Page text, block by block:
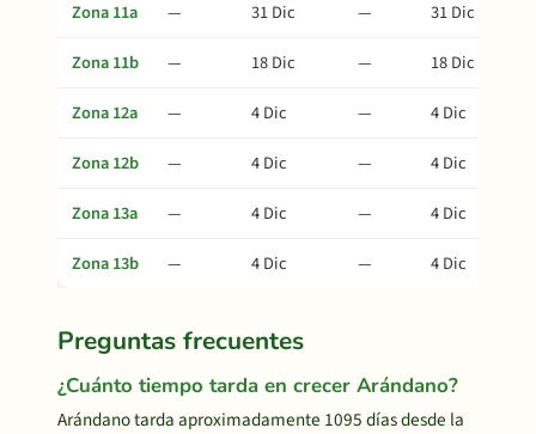
Zona 11a — 31 Dic —
31 Dic
Zona 11b
— 18 Dic —
18 Dic
Zona 12a
— 4 Dic —
4 Dic
Zona 12b
— 4 Dic —
4 Dic
Zona 13a
— 4 Dic —
4 Dic
Zona 13b
— 4 Dic — 4 Dic
Preguntas frecuentes
¿Cuánto tiempo tarda en crecer Arándano?
Arándano tarda aproximadamente 1095 días desde la